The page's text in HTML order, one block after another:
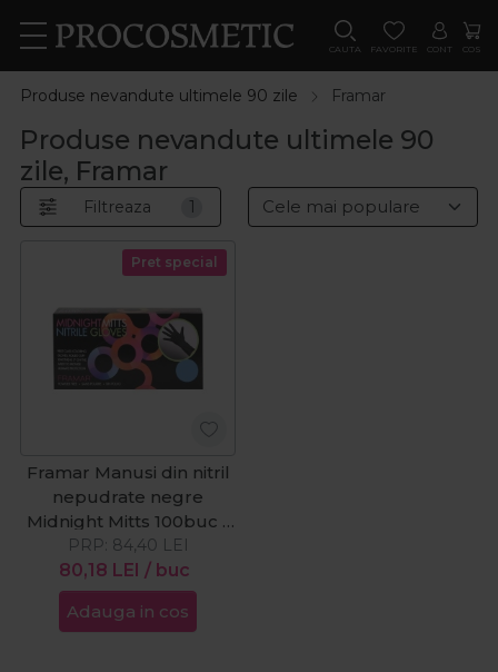
CAUTA FAVORITE CONT COS
Produse nevandute ultimele 90 zile Framar
Produse nevandute ultimele 90
zile, Framar
Filtreaza 1
Pret special
Framar Manusi din nitril
nepudrate negre
Midnight Mitts 100buc -
S
80,18 LEI / buc
PRP: 84,40 LEI
Adauga in cos